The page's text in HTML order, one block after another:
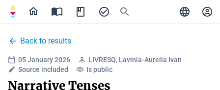
Back to results
05 January 2026
LIVRESQ, Lavinia-Aurelia Ivan
Source included
Is public
Narrative Tenses